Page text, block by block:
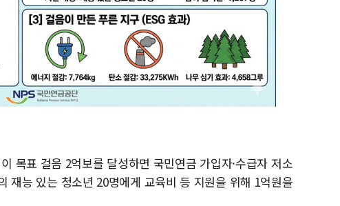
목표 걸음 2억보를 달성하면 국민연금 가입자·수급자 저소
재능 있는 청소년 20명에게 교육비 등 지원을 위해 1억원을